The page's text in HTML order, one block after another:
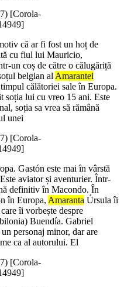
) [Corola-
că ar fi fost un hoț de
cu fiul lui Mauricio,
un coș de către o călugăriță
belgian alAmarantei
călătoriei sale în Europa.
soția lui cu vreo 15 ani. Este
soția sa vrea să rămână
unei
) [Corola-
Gastón este mai în vârstă
aviator și aventurier. Într-
definitiv în Macondo. În
în Europa, Amaranta Úrsula îi
îi vorbește despre
Buendía. Gabriel
personaj minor, dar are
ca al autorului. El
) [Corola-